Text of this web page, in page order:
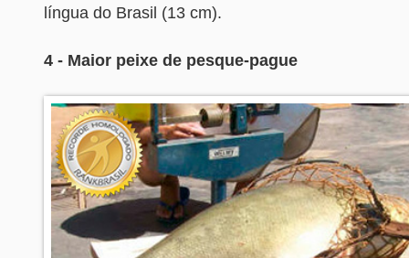
língua do Brasil (13 cm).
4 - Maior peixe de pesque-pague